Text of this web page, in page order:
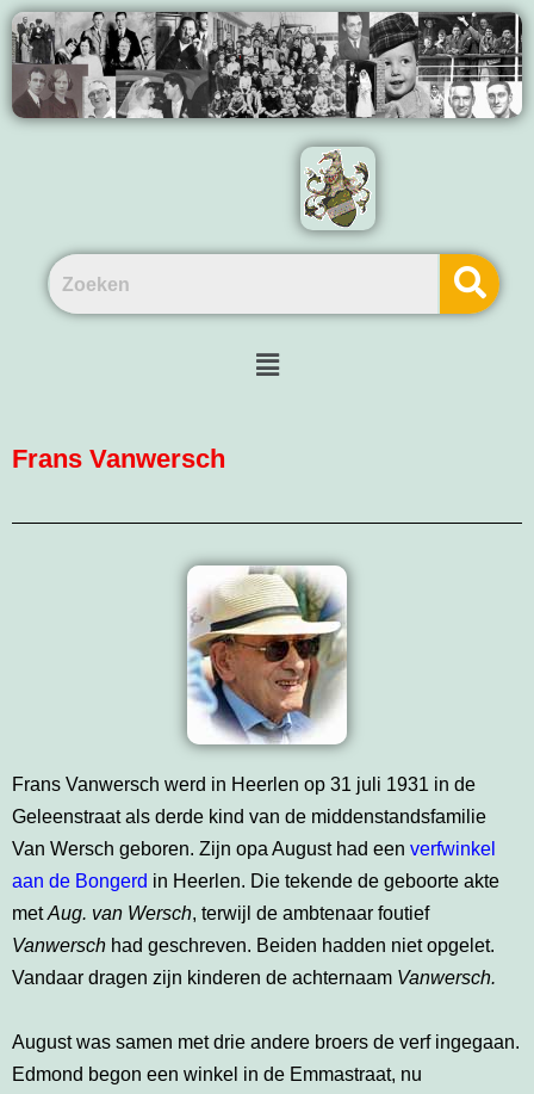
Frans Vanwersch
Frans Vanwersch werd in Heerlen op 31 juli 1931 in de
Geleenstraat als derde kind van de middenstandsfamilie
Van Wersch geboren. Zijn opa August had een verfwinkel
aan de Bongerd in Heerlen. Die tekende de geboorte akte
metAug. van Wersch, terwijl de ambtenaar foutief
Vanwersch had geschreven. Beiden hadden niet opgelet.
Vandaar dragen zijn kinderen de achternaam Vanwersch.
August was samen met drie andere broers de verf ingegaan.
Edmond begon een winkel in de Emmastraat, nu